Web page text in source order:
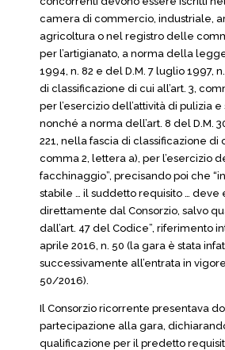
camera di commercio, industriale,
agricoltura o nel registro delle
per l’artigianato, a norma della
1994, n. 82 e del D.M. 7 luglio 1997,
di classificazione di cui all’art. 3,
per l’esercizio dell’attività di pulizia
nonché a norma dell’art. 8 del D.M.
221, nella fascia di classificazione di
comma 2, lettera a), per l’esercizio
facchinaggio”, precisando poi che
stabile … il suddetto requisito … deve
direttamente dal Consorzio, salvo
dall’art. 47 del Codice”, riferimento
aprile 2016, n. 50 (la gara è stata
successivamente all’entrata in
50/2016).
Il Consorzio ricorrente presentava
partecipazione alla gara,
qualificazione per il predetto